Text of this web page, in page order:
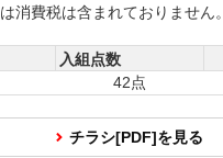
消費税は含まれておりません。
入組点数
42点
チラシ[PDF]を見る